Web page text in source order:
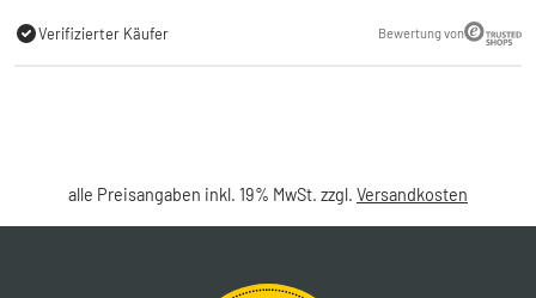
Verifizierter Käufer Bewertung von
alle Preisangaben inkl. 19% MwSt. zzgl. Versandkosten